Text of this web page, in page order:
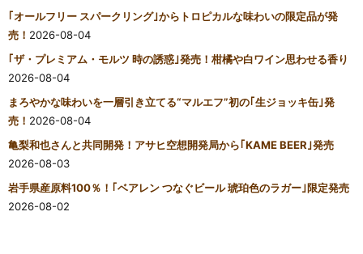
｢オールフリー スパークリング｣からトロピカルな味わいの限定品が発
売！ 2026-08-04
｢ザ・プレミアム・モルツ 時の誘惑｣発売！柑橘や白ワイン思わせる香り
2026-08-04
まろやかな味わいを一層引き立てる“マルエフ”初の｢生ジョッキ缶｣発
売！ 2026-08-04
亀梨和也さんと共同開発！アサヒ空想開発局から｢KAME BEER｣発売
2026-08-03
岩手県産原料100％！｢ベアレン つなぐビール 琥珀色のラガー｣限定発売
2026-08-02